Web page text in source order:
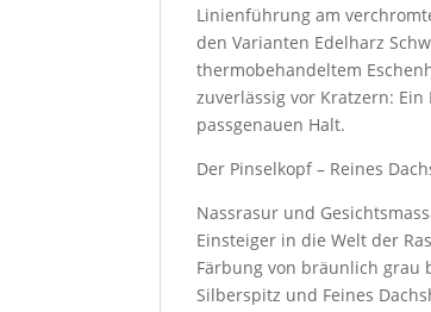
Linienführung am
den Varianten Edelharz
thermobehandeltem
zuverlässig vor Kratzern:
passgenauen Halt.
Der Pinselkopf – Reines
Nassrasur und
Einsteiger in die Welt der
Färbung von bräunlich grau
Silberspitz und Feines